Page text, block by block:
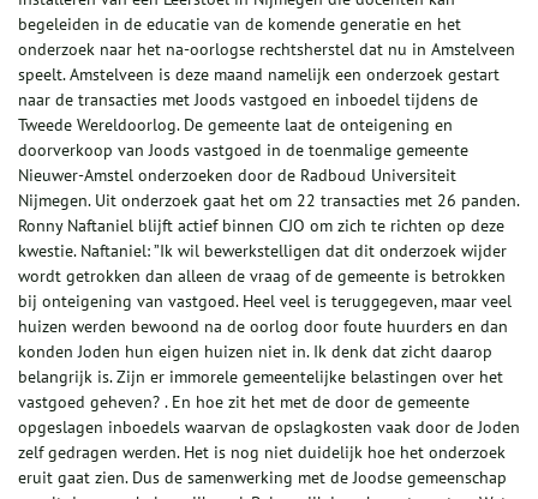
begeleiden in de educatie van de komende generatie en het
onderzoek naar het na-oorlogse rechtsherstel dat nu in Amstelveen
speelt. Amstelveen is deze maand namelijk een onderzoek gestart
naar de transacties met Joods vastgoed en inboedel tijdens de
Tweede Wereldoorlog. De gemeente laat de onteigening en
doorverkoop van Joods vastgoed in de toenmalige gemeente
Nieuwer-Amstel onderzoeken door de Radboud Universiteit
Nijmegen. Uit onderzoek gaat het om 22 transacties met 26 panden.
Ronny Naftaniel blijft actief binnen CJO om zich te richten op deze
kwestie. Naftaniel: ”Ik wil bewerkstelligen dat dit onderzoek wijder
wordt getrokken dan alleen de vraag of de gemeente is betrokken
bij onteigening van vastgoed. Heel veel is teruggegeven, maar veel
huizen werden bewoond na de oorlog door foute huurders en dan
konden Joden hun eigen huizen niet in. Ik denk dat zicht daarop
belangrijk is. Zijn er immorele gemeentelijke belastingen over het
vastgoed geheven? . En hoe zit het met de door de gemeente
opgeslagen inboedels waarvan de opslagkosten vaak door de Joden
zelf gedragen werden. Het is nog niet duidelijk hoe het onderzoek
eruit gaat zien. Dus de samenwerking met de Joodse gemeenschap